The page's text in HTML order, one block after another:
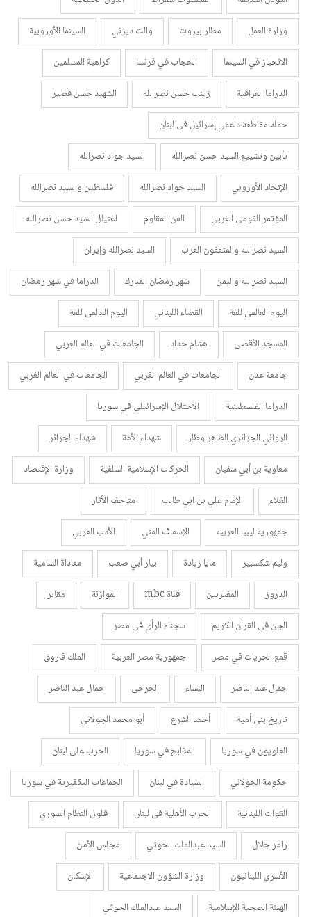
وزارة العمل
مطار بيروت والت ديزني
السينما الأوروبية
الانحياز في السينما
الحجاب في فرنسا
كراهية المسلمين
الدراما العراقية
زينب حسن نصرالله
الشهيد حسن قصير
حملة مقاطعة داعمي إسرائيل في لبنان
تأبين وتشييع السيد حسن نصرالله
السيد جواد نصرالله
الإتحاد الأوروبي
السيد جواد نصرالله
فلسطين والسيد نصرالله
المؤتمر القومي العربي
الفن المقاوم
اغتيال السيد حسن نصرالله
السيد نصرالله والمثقفون العرب
السيد نصرالله وإيران
السيد نصرالله واليمن
شهر رمضان المبارك
الدراما في شهر رمضان
اليوم العالمي للغة
القضاء اللبناني
اليوم العالمي للغة
المسجد الأقصى
هشام حداد
الجامعات في العالم العربي
جامعة عدن
الجامعات في العالم الغربي
الجامعات في العالم الغربي
الدراما الفلسطينية
الاحتلال الإسرائيلي في سوريا
الروائي الجزائري الطاهر وطار
شهداء الأمة
شهداء الجزائر
معاوية بن أبي سفيان
الحركات الإسلامية السلفية
وزارة الإقتصاد
الغلاء
الإمام علي بن ابي طالب
متاحف الأثار
جمهورية ليبيا العربية
الإسفاف الفني
الأدب الغربي
وليم شكسبير
مايا زيادة بيار أبي صعب
معاداة السامية
الدروز
المغتربين قناة mbc الموازنة
مقابر
الجن في القرآن الكريم
سجناء الرأي في مصر
قمع الحريات في مصر
جمهورية مصر العربية
الملك فاروق
جمال عبد الناصر
النساء الجرحى
جمال عبد الناصر
تاريخ بني أمية
أحمد الشرع
أبو محمد الجولاني
العلويون في سوريا
المذابح في سوريا
الحرب على لبنان
حكومة الجولاني
السيادة في لبنان
الجماعات التكفيرية في سوريا
القوات اللبنانية
الحرب الأهلية في لبنان
فلول النظام السوري
رامز جلال
السيد عبدالملك الحوثي
مجلس الأمن
الأسرى اللبنانيون
وزارة الشؤون الاجتماعية
الإسكان
الهيئة الصحية الإسلامية
السيد عبدالملك الحوثي